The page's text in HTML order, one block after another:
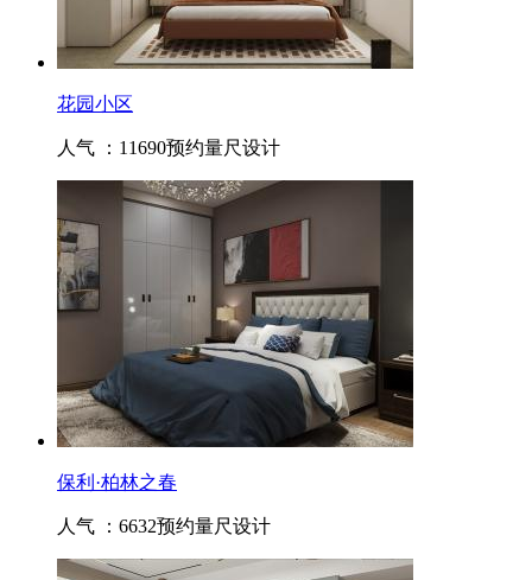
花园小区
人气 ：11690预约量尺设计
保利·柏林之春
人气 ：6632预约量尺设计